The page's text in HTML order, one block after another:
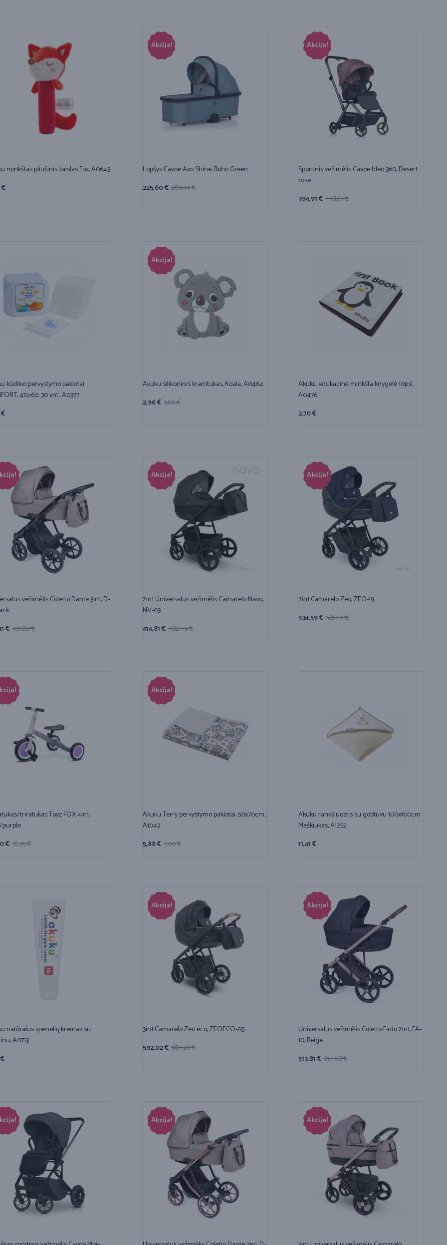
minkštas pliušinis žaislas Fox, A0643
€
Akcija!
Lopšys Cavoe Axo Shine, Boho Green
289,49€
225,60€
Akcija!
Sportinis vežimėlis Cavoe Ideo 360, Desert
rose
438,63€
394,91€
kūdikio pervystymo paklotai
40×60, 30 vnt., A0377
€
Akcija!
Akuku silikoninis kramtukas, Koala, A0464
3,60€
2,96€
Akuku edukacinė minkšta knygelė 10psl,
A0476
2,70€
vežimėlis Coletto Dante 3in1, D-
701,80€
€
Akcija!
2in1 Universalus vežimėlis Camarelo Navo,
NV-03
482,49€
414,81€
Akcija!
2in1 Camarelo Zeo, ZEO-19
561,44€
534,59€
triratukas Toyz FOX 4in1,
78,95€
€
Akcija!
Akuku Terry pervystymo paklotai, 50x70cm.,
A1042
7,00€
5,88€
Akuku rankšluostis su gobtuvu 100x100cm
Meškiukas, A1252
11,41€
natūralus spenelių kremas su
A0713
€
Akcija!
3in1 Camarelo Zeo eco, ZEOECO-05
684,26€
592,02€
Akcija!
Universalus vežimėlis Coletto Fado 2in1, FA-
10, Beige
614,08€
513,81€
Akcija! Akcija!